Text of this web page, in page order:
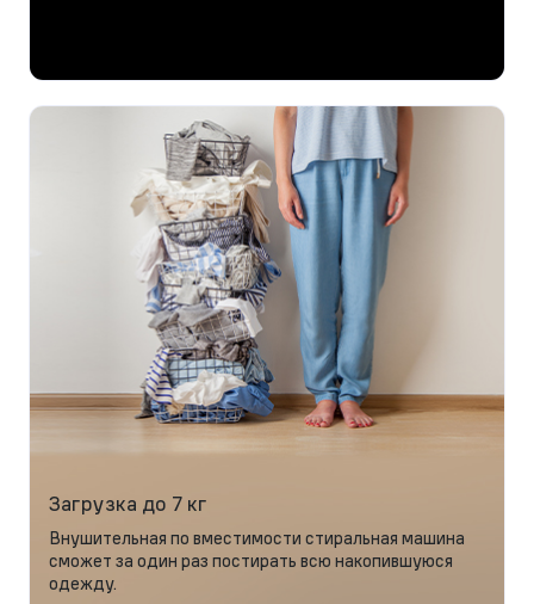
Загрузка до 7 кг
Внушительная по вместимости стиральная машина
сможет за один раз постирать всю накопившуюся
одежду.